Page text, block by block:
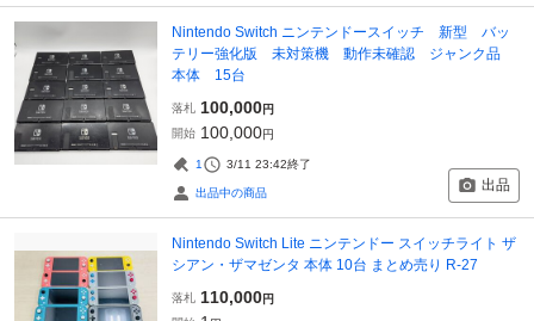
Nintendo Switch ニンテンドースイッチ 新型 バッ
テリー強化版 未対策機 動作未確認 ジャンク品
本体 15台
落札 100,000円
開始 100,000円
1 3/11 23:42終了
出品中の商品 出品
Nintendo Switch Lite ニンテンドー スイッチライト ザ
シアン・ザマゼンタ 本体 10台 まとめ売り R-27
落札 110,000円